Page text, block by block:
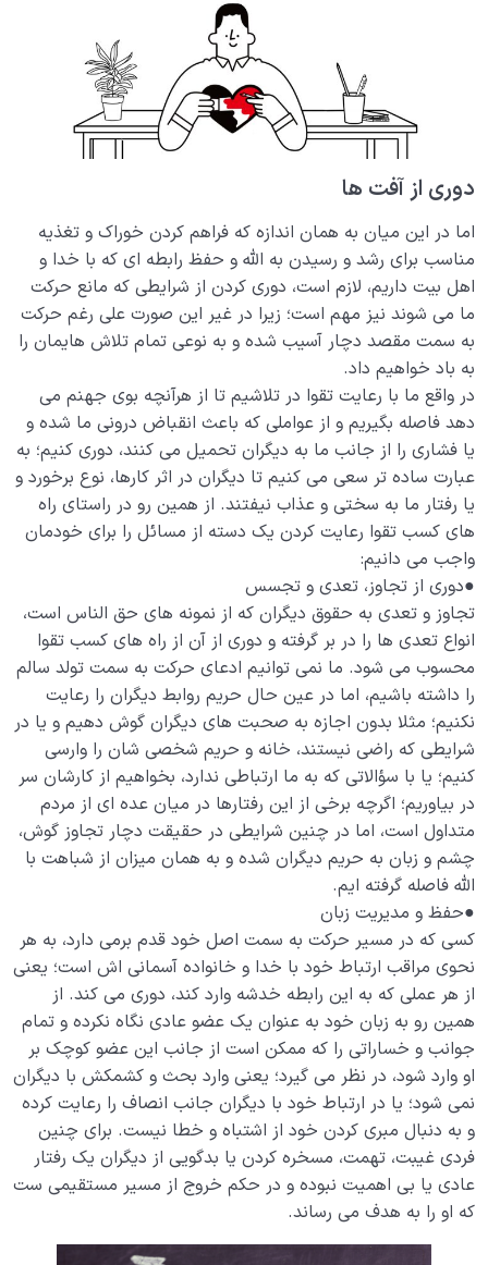
دوری از آفت ها
اما در این میان به همان اندازه که فراهم کردن خوراک و تغذیه
مناسب برای رشد و رسیدن به الله و حفظ رابطه ای که با خدا و
اهل بیت داریم، لازم است، دوری کردن از شرایطی که مانع حرکت
ما می شوند نیز مهم است؛ زیرا در غیر این صورت علی رغم حرکت
به سمت مقصد دچار آسیب شده و به نوعی تمام تلاش هایمان را
به باد خواهیم داد.
در واقع ما با رعایت تقوا در تلاشیم تا از هرآنچه بوی جهنم می
دهد فاصله بگیریم و از عواملی که باعث انقباض درونی ما شده و
یا فشاری را از جانب ما به دیگران تحمیل می کنند، دوری کنیم؛ به
عبارت ساده تر سعی می کنیم تا دیگران در اثر کارها، نوع برخورد و
یا رفتار ما به سختی و عذاب نیفتند. از همین رو در راستای راه
های کسب تقوا رعایت کردن یک دسته از مسائل را برای خودمان
واجب می دانیم:
●دوری از تجاوز، تعدی و تجسس
تجاوز و تعدی به حقوق دیگران که از نمونه های حق الناس است،
انواع تعدی ها را در بر گرفته و دوری از آن از راه های کسب تقوا
محسوب می شود. ما نمی توانیم ادعای حرکت به سمت تولد سالم
را داشته باشیم، اما در عین حال حریم روابط دیگران را رعایت
نکنیم؛ مثلا بدون اجازه به صحبت های دیگران گوش دهیم و یا در
شرایطی که راضی نیستند، خانه و حریم شخصی شان را وارسی
کنیم؛ یا با سؤالاتی که به ما ارتباطی ندارد، بخواهیم از کارشان سر
در بیاوریم؛ اگرچه برخی از این رفتارها در میان عده ای از مردم
متداول است، اما در چنین شرایطی در حقیقت دچار تجاوز گوش،
چشم و زبان به حریم دیگران شده و به همان میزان از شباهت با
الله فاصله گرفته ایم.
●حفظ و مدیریت زبان
کسی که در مسیر حرکت به سمت اصل خود قدم برمی دارد، به هر
نحوی مراقب ارتباط خود با خدا و خانواده آسمانی اش است؛ یعنی
از هر عملی که به این رابطه خدشه وارد کند، دوری می کند. از
همین رو به زبان خود به عنوان یک عضو عادی نگاه نکرده و تمام
جوانب و خساراتی را که ممکن است از جانب این عضو کوچک بر
او وارد شود، در نظر می گیرد؛ یعنی وارد بحث و کشمکش با دیگران
نمی شود؛ یا در ارتباط خود با دیگران جانب انصاف را رعایت کرده
و به دنبال مبری کردن خود از اشتباه و خطا نیست. برای چنین
فردی غیبت، تهمت، مسخره کردن یا بدگویی از دیگران یک رفتار
عادی یا بی اهمیت نبوده و در حکم خروج از مسیر مستقیمی ست
که او را به هدف می رساند.